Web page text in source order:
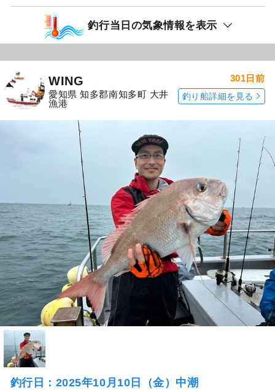
釣行当日の気象情報を表示
WING
愛知県 知多郡南知多町 大井
漁港
301日前
釣り船詳細を見る
釣行日：2025年10月10日（金）中潮